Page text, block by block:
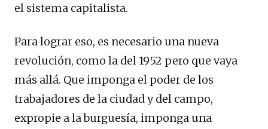
el sistema capitalista.
Para lograr eso, es necesario una nueva
revolución, como la del 1952 pero que vaya
más allá. Que imponga el poder de los
trabajadores de la ciudad y del campo,
expropie a la burguesía, imponga una